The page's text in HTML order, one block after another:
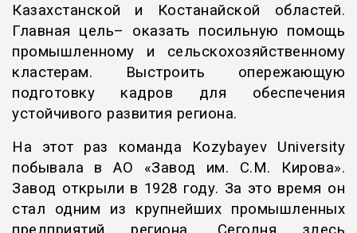
Казахстанской и Костанайской областей.
Главная цель– оказать посильную помощь
промышленному и сельскохозяйственному
кластерам. Выстроить опережающую
подготовку кадров для обеспечения
устойчивого развития региона.
На этот раз команда Kozybayev University
побывала в АО «Завод им. С.М. Кирова».
Завод открыли в 1928 году. За это время он
стал одним из крупнейших промышленных